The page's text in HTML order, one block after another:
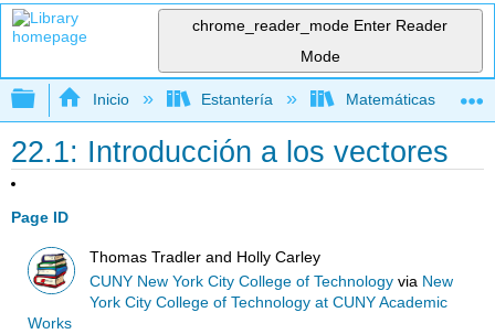
chrome_reader_mode Enter Reader
Mode
Expandir/contraer jerarquía global
Inicio Estantería Matemáticas
22.1: Introducción a los vectores
Page ID
Thomas Tradler and Holly Carley
CUNY New York City College of Technology via New
York City College of Technology at CUNY Academic
Works